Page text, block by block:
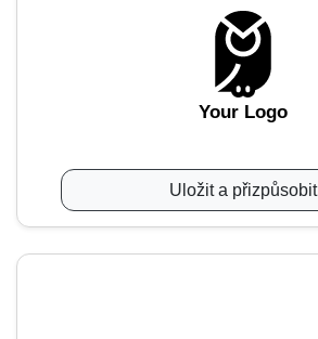
Your Logo
Uložit a přizpůsobit